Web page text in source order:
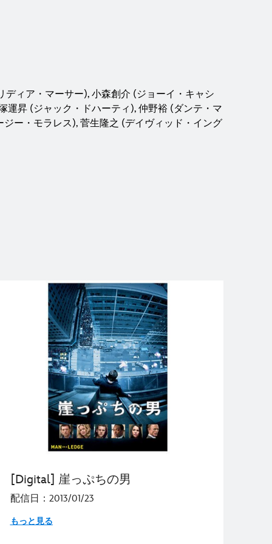
ィア・マーサー), 小森創介 (ジョーイ・キャシ
運昇 (ジャック・ドハーティ), 仲野裕 (ダンテ・マ
ー・モラレス), 菅生隆之 (デイヴィッド・イング
[Digital] 崖っぷちの男
配信日：2013/01/23
もっと見る